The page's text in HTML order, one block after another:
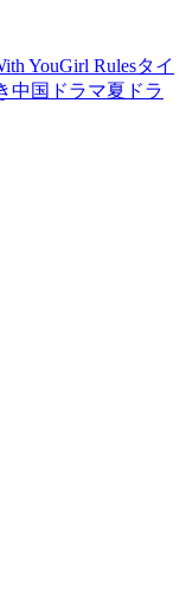
YouGirl Rulesタイ
中国ドラマ夏ドラ